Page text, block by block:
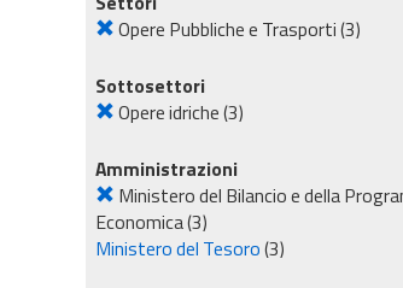
Opere Pubbliche e Trasporti(3)
Sottosettori
Opere idriche(3)
Amministrazioni
Ministero del Bilancio e della
Economica(3)
Ministero del Tesoro(3)